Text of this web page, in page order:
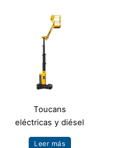
Toucans
eléctricas y diésel
Leer más